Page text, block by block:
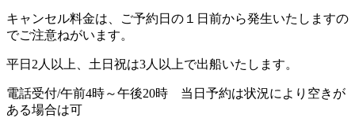
キャンセル料金は、ご予約日の１日前から発生いたしますの
でご注意ねがいます。
平日2人以上、土日祝は3人以上で出船いたします。
電話受付/午前4時～午後20時 当日予約は状況により空きが
ある場合は可